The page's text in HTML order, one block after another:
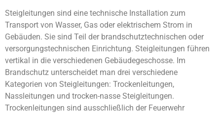
Steigleitungen sind eine technische Installation zum
Transport von Wasser, Gas oder elektrischem Strom in
Gebäuden. Sie sind Teil der brandschutztechnischen oder
versorgungstechnischen Einrichtung. Steigleitungen führen
vertikal in die verschiedenen Gebäudegeschosse. Im
Brandschutz unterscheidet man drei verschiedene
Kategorien von Steigleitungen: Trockenleitungen,
Nassleitungen und trocken-nasse Steigleitungen.
Trockenleitungen sind ausschließlich der Feuerwehr